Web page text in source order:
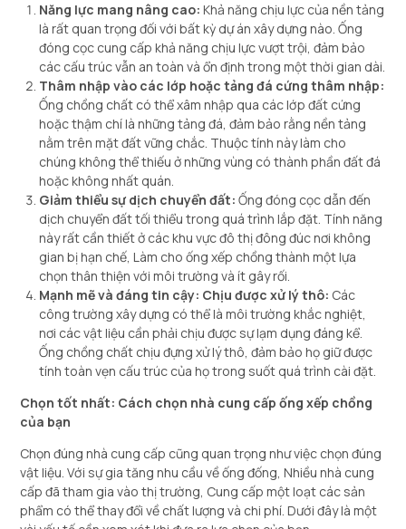
Năng lực mang nâng cao: Khả năng chịu lực của nền tảng
là rất quan trọng đối với bất kỳ dự án xây dựng nào. Ống
đóng cọc cung cấp khả năng chịu lực vượt trội, đảm bảo
các cấu trúc vẫn an toàn và ổn định trong một thời gian dài.
Thâm nhập vào các lớp hoặc tảng đá cứng thâm nhập:
Ống chồng chất có thể xâm nhập qua các lớp đất cứng
hoặc thậm chí là những tảng đá, đảm bảo rằng nền tảng
nằm trên mặt đất vững chắc. Thuộc tính này làm cho
chúng không thể thiếu ở những vùng có thành phần đất đá
hoặc không nhất quán.
Giảm thiểu sự dịch chuyển đất: Ống đóng cọc dẫn đến
dịch chuyển đất tối thiểu trong quá trình lắp đặt. Tính năng
này rất cần thiết ở các khu vực đô thị đông đúc nơi không
gian bị hạn chế, Làm cho ống xếp chồng thành một lựa
chọn thân thiện với môi trường và ít gây rối.
Mạnh mẽ và đáng tin cậy: Chịu được xử lý thô: Các
công trường xây dựng có thể là môi trường khắc nghiệt,
nơi các vật liệu cần phải chịu được sự lạm dụng đáng kể.
Ống chồng chất chịu đựng xử lý thô, đảm bảo họ giữ được
tính toàn vẹn cấu trúc của họ trong suốt quá trình cài đặt.
Chọn tốt nhất: Cách chọn nhà cung cấp ống xếp chồng
của bạn
Chọn đúng nhà cung cấp cũng quan trọng như việc chọn đúng
vật liệu. Với sự gia tăng nhu cầu về ống đống, Nhiều nhà cung
cấp đã tham gia vào thị trường, Cung cấp một loạt các sản
phẩm có thể thay đổi về chất lượng và chi phí. Dưới đây là một